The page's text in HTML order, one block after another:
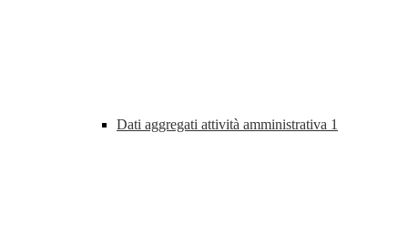
Dati aggregati attività amministrativa 1